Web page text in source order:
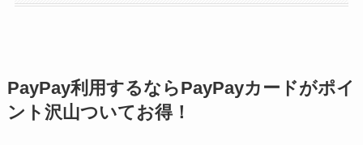
PayPay利用するならPayPayカードがポイ
ント沢山ついてお得！